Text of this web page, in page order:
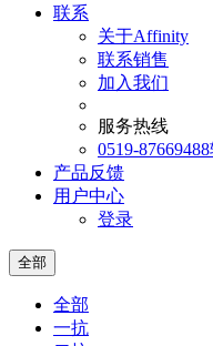
联系
关于Affinity
联系销售
加入我们
服务热线
0519-87669488
产品反馈
用户中心
登录
全部
全部
一抗